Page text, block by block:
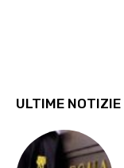
ULTIME NOTIZIE